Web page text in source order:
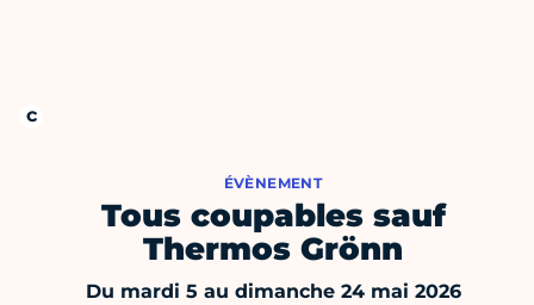
ÉVÈNEMENT
Tous coupables sauf
Thermos Grönn
Du mardi 5 au dimanche 24 mai 2026